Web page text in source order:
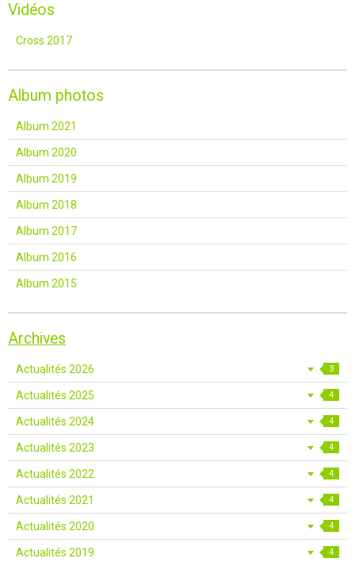
Vidéos
Cross 2017
Album photos
Album 2021
Album 2020
Album 2019
Album 2018
Album 2017
Album 2016
Album 2015
Archives
Actualités 2026 3
Actualités 2025 4
Actualités 2024 4
Actualités 2023 4
Actualités 2022 4
Actualités 2021 4
Actualités 2020 4
Actualités 2019 4